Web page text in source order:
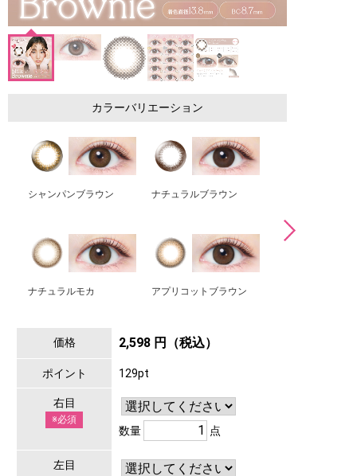
カラーバリエーション
シャンパンブラウン ナチュラルブラウン
ナチュラルモカ アプリコットブラウン
価格 2,598 円（税込）
ポイント 129pt
右目
※必須
数量 点
左目